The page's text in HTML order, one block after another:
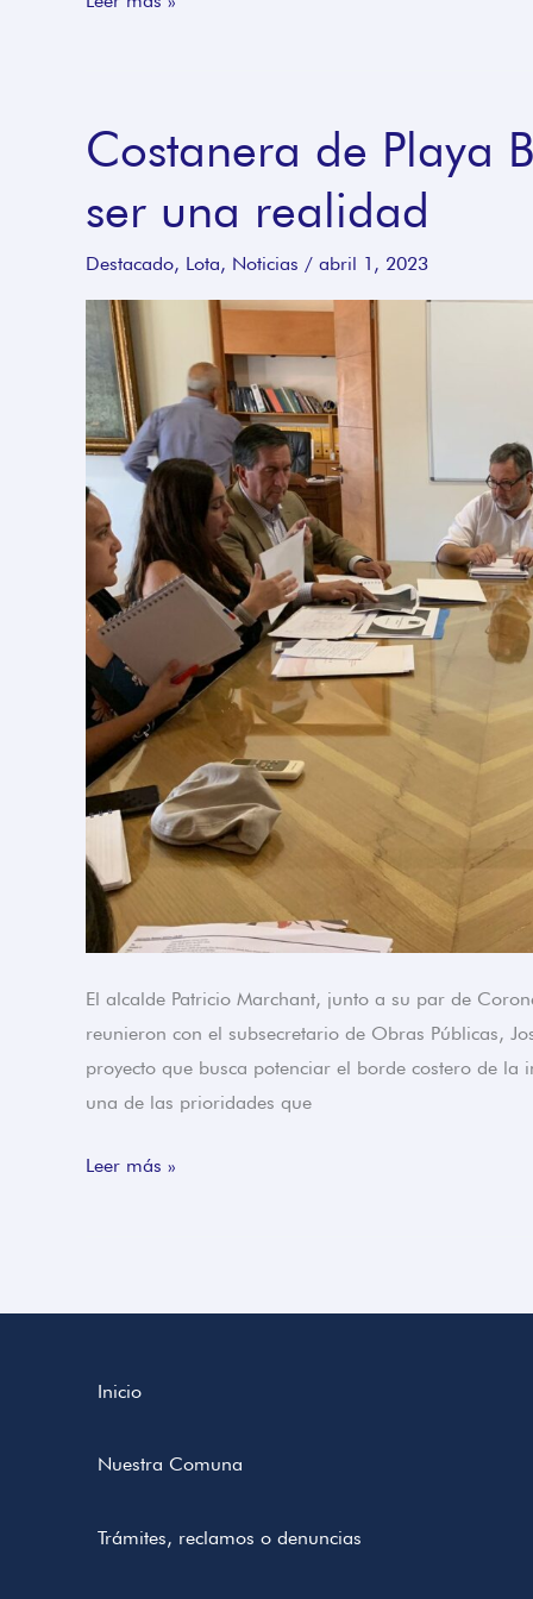
Costanera de Playa
ser una realidad
Destacado, Lota, Noticias / abril 1, 2023
El alcalde Patricio Marchant, junto a su par de
reunieron con el subsecretario de Obras Públicas,
proyecto que busca potenciar el borde costero de la
una de las prioridades que
Costanera
de
Playa
se
acerca
ser
una
realidad
Leer más »
Inicio
Nuestra Comuna
Trámites, reclamos o denuncias